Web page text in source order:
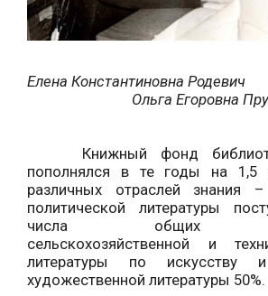
Елена
Ольга Егоровна
Книжный фонд
пополнялся в те годы на 1,5
различных отраслей знания
политической литературы
числа общих
сельскохозяйственной и
литературы по искусству
художественной литературы 50%.